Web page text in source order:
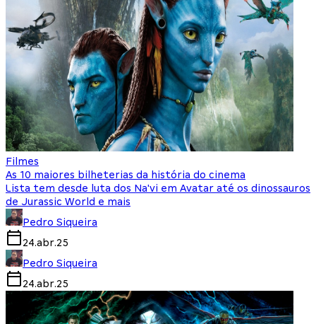
Filmes
As 10 maiores bilheterias da história do cinema
Lista tem desde luta dos Na'vi em Avatar até os dinossauros
de Jurassic World e mais
Pedro Siqueira
24.abr.25
Pedro Siqueira
24.abr.25